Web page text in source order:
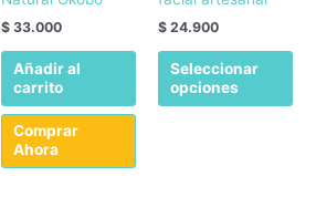
$ 33.000
Añadir al
carrito
Comprar
Ahora
$24.900
Seleccionar
opciones